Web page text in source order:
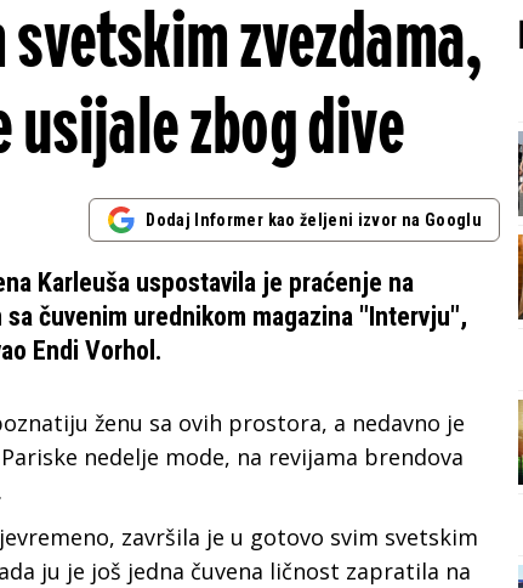
zvezdama,
usijale zbog dive
Dodaj Informer kao željeni izvor na Googlu
Karleuša uspostavila je praćenje na
čuvenim urednikom magazina "Intervju",
Endi Vorhol.
ženu sa ovih prostora, a nedavno je
nedelje mode, na revijama brendova
završila je u gotovo svim svetskim
ju je još jedna čuvena ličnost zapratila na